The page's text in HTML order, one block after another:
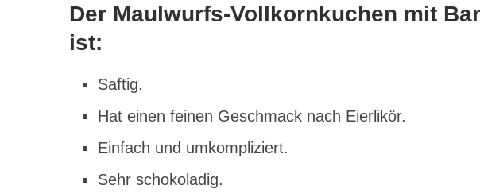
Der Maulwurfs-Vollkornkuchen mit
ist:
Saftig.
Hat einen feinen Geschmack nach Eierlikör.
Einfach und umkompliziert.
Sehr schokoladig.